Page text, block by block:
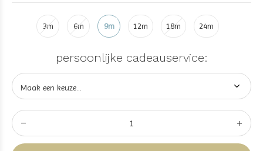
3m 6m 9m 12m 18m 24m
persoonlijke cadeauservice: